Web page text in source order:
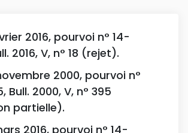
2016, pourvoi n° 14-
2016, V, n° 18 (rejet).
2000, pourvoi n°
Bull. 2000, V, n° 395
partielle).
2016, pourvoi n° 14-